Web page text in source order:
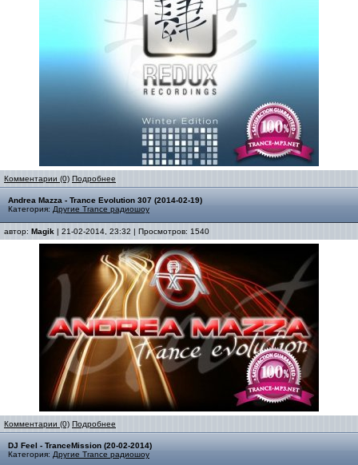
Комментарии (0) Подробнее
Andrea Mazza - Trance Evolution 307 (2014-02-19)
Категория: Другие Trance радиошоу
автор: Magik | 21-02-2014, 23:32 | Просмотров: 1540
Комментарии (0) Подробнее
DJ Feel - TranceMission (20-02-2014)
Категория: Другие Trance радиошоу